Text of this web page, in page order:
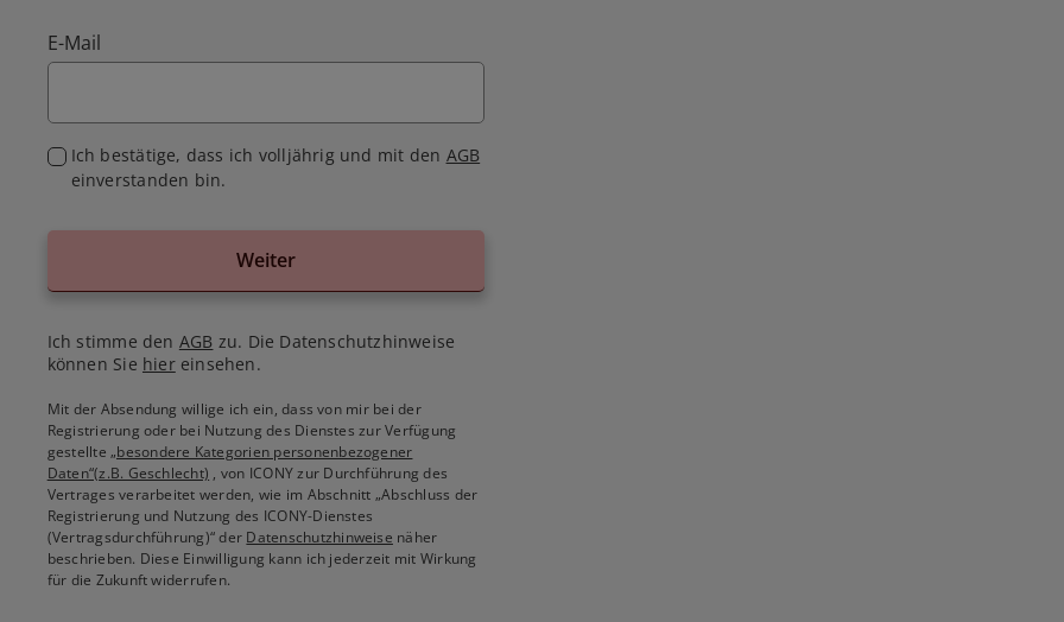
E-Mail
Ich bestätige, dass ich volljährig und mit den AGB
einverstanden bin.
Weiter
Ich stimme den AGB zu. Die Datenschutzhinweise
können Sie hiereinsehen.
Mit der Absendung willige ich ein, dass von mir bei der
Registrierung oder bei Nutzung des Dienstes zur Verfügung
gestellte„besondere Kategorien personenbezogener
Daten“(z.B. Geschlecht) , von ICONY zur Durchführung des
Vertrages verarbeitet werden, wie im Abschnitt „Abschluss der
Registrierung und Nutzung des ICONY-Dienstes
(Vertragsdurchführung)“ der Datenschutzhinweise näher
beschrieben. Diese Einwilligung kann ich jederzeit mit Wirkung
für die Zukunft widerrufen.